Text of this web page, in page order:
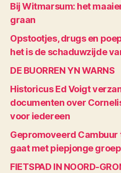
Bij Witmarsum: het
graan
Opstootjes, drugs en
het is de schaduwzijde
DE BUORREN YN WARNS
Historicus Ed Voigt
documenten over
voor iedereen
Gepromoveerd
gaat met piepjonge
FIETSPAD IN NOORD-